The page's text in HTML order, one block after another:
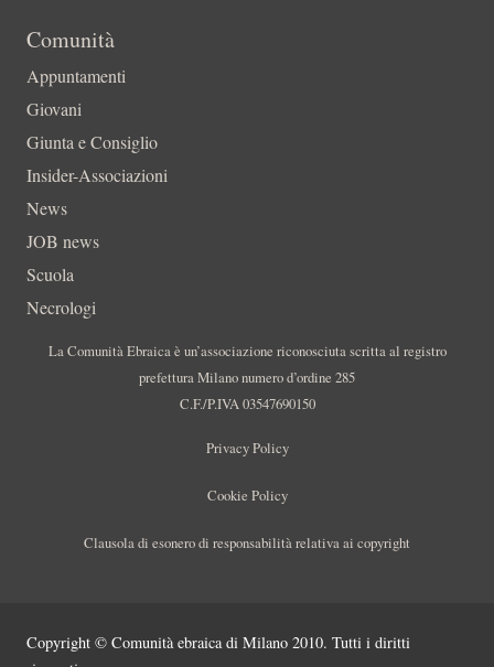
Comunità
Appuntamenti
Giovani
Giunta e Consiglio
Insider-Associazioni
News
JOB news
Scuola
Necrologi
La Comunità Ebraica è un’associazione riconosciuta scritta al registro
prefettura Milano numero d’ordine 285
C.F./P.IVA 03547690150
Privacy Policy
Cookie Policy
Clausola di esonero di responsabilità relativa ai copyright
Copyright © Comunità ebraica di Milano 2010. Tutti i diritti